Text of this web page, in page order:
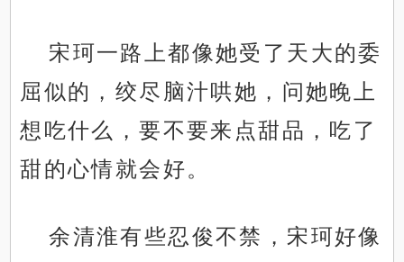
宋珂一路上都像她受了天大的委
屈似的，绞尽脑汁哄她，问她晚上
想吃什么，要不要来点甜品，吃了
甜的心情就会好。
余清淮有些忍俊不禁，宋珂好像